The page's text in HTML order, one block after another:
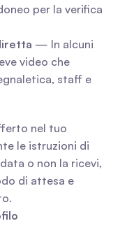
per la verifica
— In alcuni
video che
staff e
nel tuo
le istruzioni di
o non la ricevi,
di attesa e